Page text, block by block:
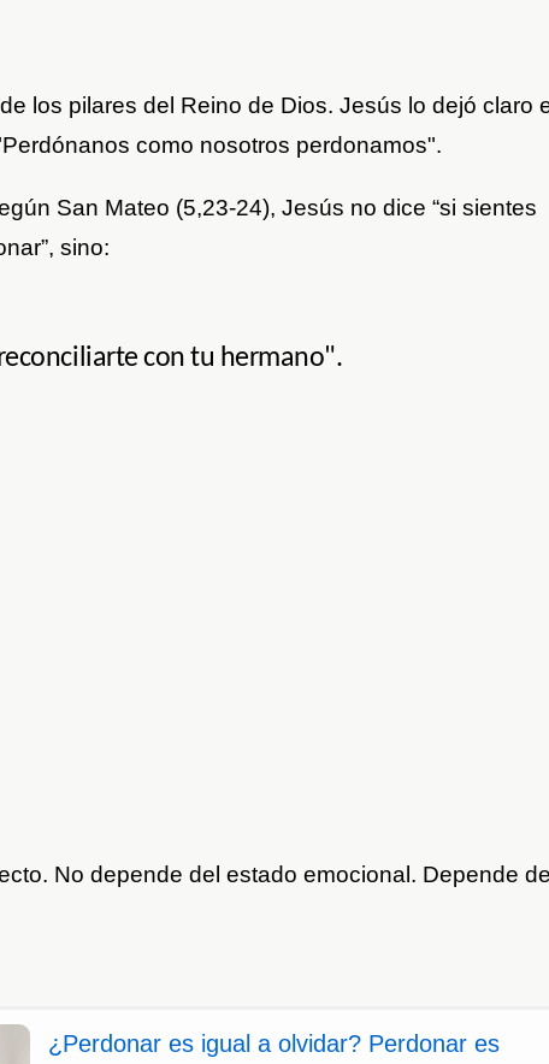
los pilares del Reino de Dios. Jesús lo dejó claro
como nosotros perdonamos".
San Mateo (5,23-24), Jesús no dice “si sientes
sino:
con tu hermano".
No depende del estado emocional. Depende de
¿Perdonar es igual a olvidar? Perdonar es